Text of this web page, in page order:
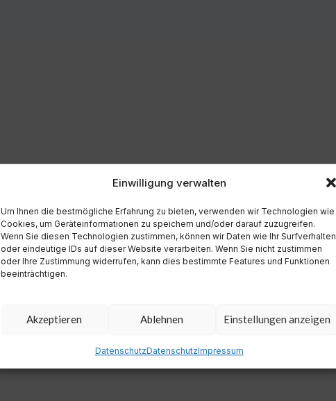
Einwilligung verwalten
Um Ihnen die bestmögliche Erfahrung zu bieten, verwenden wir Technologien wie
Cookies, um Geräteinformationen zu speichern und/oder darauf zuzugreifen.
Wenn Sie diesen Technologien zustimmen, können wir Daten wie Ihr Surfverhalten
oder eindeutige IDs auf dieser Website verarbeiten. Wenn Sie nicht zustimmen
oder Ihre Zustimmung widerrufen, kann dies bestimmte Features und Funktionen
beeinträchtigen.
Akzeptieren Ablehnen Einstellungen anzeigen
DatenschutzDatenschutzImpressum